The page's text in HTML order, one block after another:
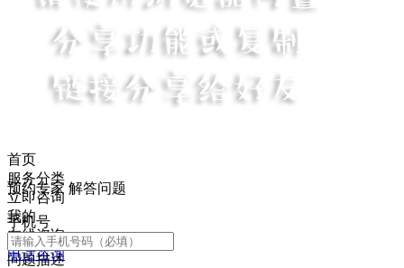
首页
服务分类
立即咨询
我的
在线咨询
电话咨询
预约专家 解答问题
手机号
问题描述